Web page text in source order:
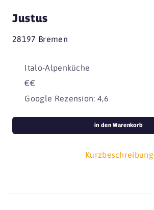
Justus
28197 Bremen
Italo-Alpenküche
€€
Google Rezension: 4,6
Kurzbeschreibung
in den Warenkorb